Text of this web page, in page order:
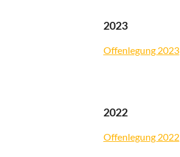
2023
Offenlegung 2023
2022
Offenlegung 2022